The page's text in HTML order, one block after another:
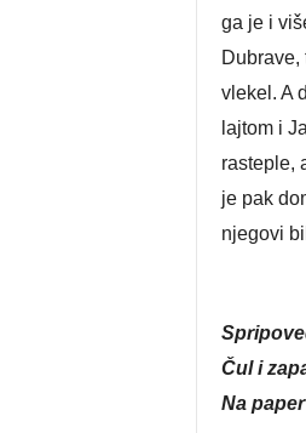
ga je i
vlekel. A
lajtom i
rasteple,
je pak
njegovi
Čul i
Na